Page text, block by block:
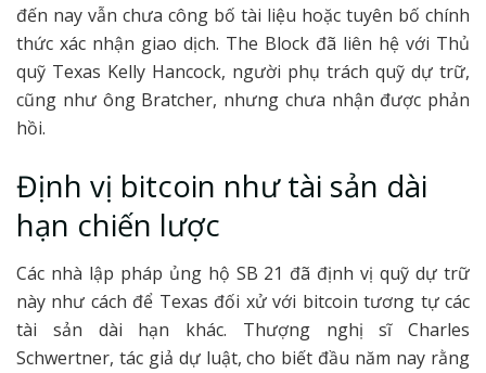
đến nay vẫn chưa công bố tài liệu hoặc tuyên bố chính
thức xác nhận giao dịch. The Block đã liên hệ với Thủ
quỹ Texas Kelly Hancock, người phụ trách quỹ dự trữ,
cũng như ông Bratcher, nhưng chưa nhận được phản
hồi.
Định vị bitcoin như tài sản dài
hạn chiến lược
Các nhà lập pháp ủng hộ SB 21 đã định vị quỹ dự trữ
này như cách để Texas đối xử với bitcoin tương tự các
tài sản dài hạn khác. Thượng nghị sĩ Charles
Schwertner, tác giả dự luật, cho biết đầu năm nay rằng